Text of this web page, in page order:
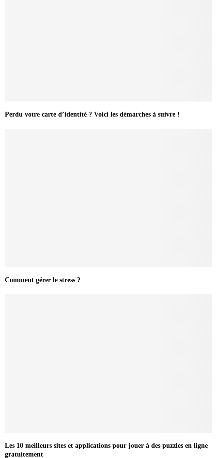
Perdu votre carte d’identité ? Voici les démarches à suivre !
Comment gérer le stress ?
Les 10 meilleurs sites et applications pour jouer à des puzzles en ligne
gratuitement